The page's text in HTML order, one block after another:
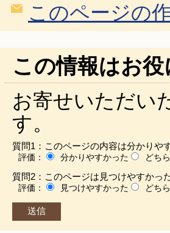
このページの
この情報はお
お寄せいただい
す。
質問1：このページの内容は分かりや
評価： 分かりやすかった どち
質問2：このページは見つけやすかっ
評価： 見つけやすかった どち